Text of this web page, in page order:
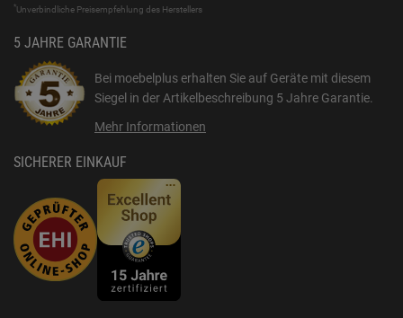
*Unverbindliche Preisempfehlung des Herstellers
5 JAHRE GARANTIE
Bei moebelplus erhalten Sie auf Geräte mit diesem
Siegel in der Artikelbeschreibung 5 Jahre Garantie.
Mehr Informationen
SICHERER EINKAUF